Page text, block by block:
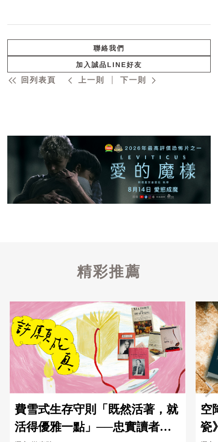
聯絡我們
加入誠品LINE好友
回列表頁 上一則 下一則
精彩推薦
費雪式生存守則「既然活著，就
活得優雅一點」──忠實讀者的
空
瓷